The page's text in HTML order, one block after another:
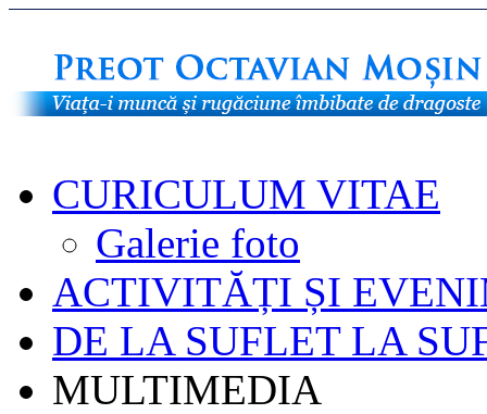
CURICULUM VITAE
Galerie foto
ACTIVITĂȚI ȘI
DE LA SUFLET LA
MULTIMEDIA